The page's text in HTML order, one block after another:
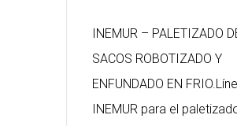
INEMUR – PALETIZADO
SACOS ROBOTIZADO Y
ENFUNDADO EN
INEMUR para el